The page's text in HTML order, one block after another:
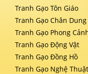
Tranh Gạo Tôn Giáo
Tranh Gạo Chân Dung
Tranh Gạo Phong
Tranh Gạo Động Vật
Tranh Gạo Đồng Hồ
Tranh Gạo Nghệ